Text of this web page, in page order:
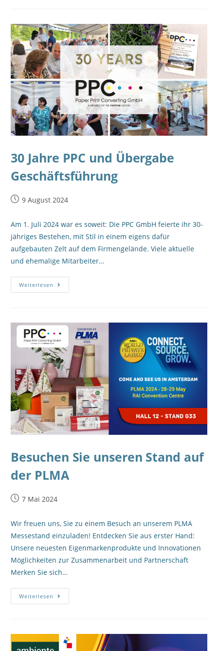
30 Jahre PPC und Übergabe
Geschäftsführung
9 August 2024
Am 1. Juli 2024 war es soweit: Die PPC GmbH feierte ihr 30-
jähriges Bestehen, mit Stil in einem eigens dafür
aufgebauten Zelt auf dem Firmengelände. Viele aktuelle
und ehemalige Mitarbeiter…
Weiterlesen
Besuchen Sie unseren Stand auf
der PLMA
7 Mai 2024
Wir freuen uns, Sie zu einem Besuch an unserem PLMA
Messestand einzuladen! Entdecken Sie aus erster Hand:
Unsere neuesten Eigenmarkenprodukte und Innovationen
Möglichkeiten zur Zusammenarbeit und Partnerschaft
Merken Sie sich…
Weiterlesen